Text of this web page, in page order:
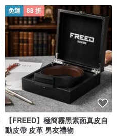
免運 88 折
【FREED】極簡霧黑素面真皮自
動皮帶 皮革 男友禮物